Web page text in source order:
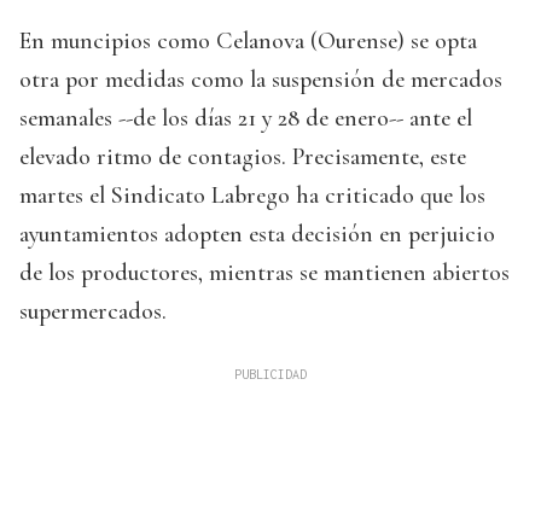
En muncipios como Celanova (Ourense) se opta
otra por medidas como la suspensión de mercados
semanales --de los días 21 y 28 de enero-- ante el
elevado ritmo de contagios. Precisamente, este
martes el Sindicato Labrego ha criticado que los
ayuntamientos adopten esta decisión en perjuicio
de los productores, mientras se mantienen abiertos
supermercados.